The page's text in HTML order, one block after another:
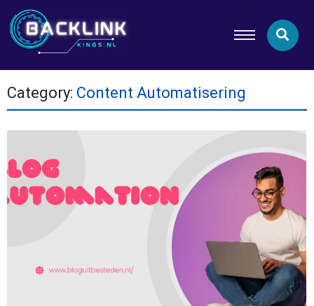
Category: Content Automatisering